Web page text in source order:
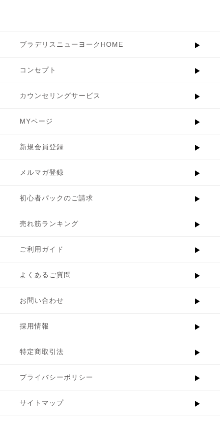
ブラデリスニューヨークHOME
コンセプト
カウンセリングサービス
MYページ
新規会員登録
メルマガ登録
初心者パックのご請求
売れ筋ランキング
ご利用ガイド
よくあるご質問
お問い合わせ
採用情報
特定商取引法
プライバシーポリシー
サイトマップ